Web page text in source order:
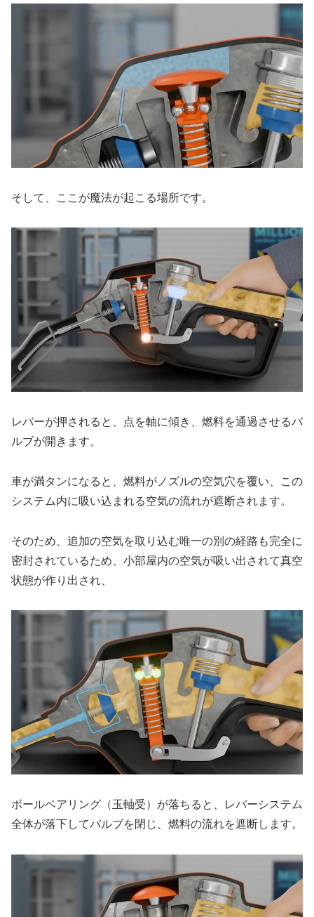
そして、ここが魔法が起こる場所です。
レバーが押されると、点を軸に傾き、燃料を通過させるバ
ルブが開きます。
車が満タンになると、燃料がノズルの空気穴を覆い、この
システム内に吸い込まれる空気の流れが遮断されます。
そのため、追加の空気を取り込む唯一の別の経路も完全に
密封されているため、小部屋内の空気が吸い出されて真空
状態が作り出され、
ボールベアリング（玉軸受）が落ちると、レバーシステム
全体が落下してバルブを閉じ、燃料の流れを遮断します。